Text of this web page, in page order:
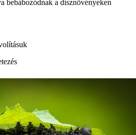
bebábozódnak a dísznövényeken